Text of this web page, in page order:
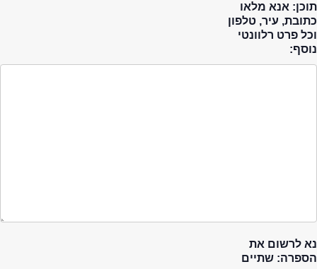
תוכן: אנא מלאו
כתובת, עיר, טלפון
וכל פרט רלוונטי
נוסף:
נא לרשום את
הספרה: שתיים